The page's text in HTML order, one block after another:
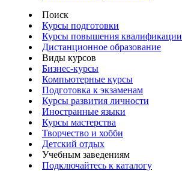
Поиск
Курсы подготовки
Курсы повышения квалификации
Дистанционное образование
Виды курсов
Бизнес-курсы
Компьютерные курсы
Подготовка к экзаменам
Курсы развития личности
Иностранные языки
Курсы мастерства
Творчество и хобби
Детский отдых
Учебным заведениям
Подключайтесь к каталогу